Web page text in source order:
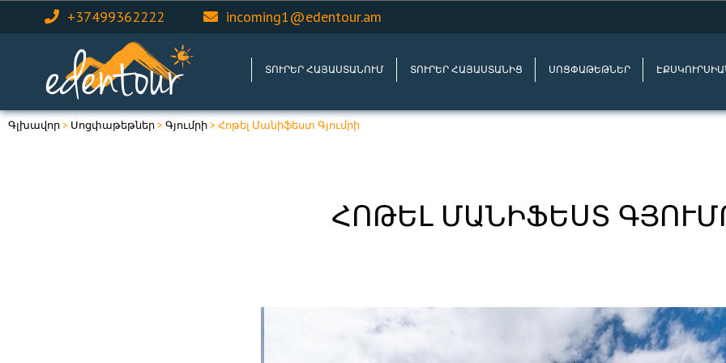
+37499362222 incoming1@edentour.am
ՏՈՒՐԵՐ ՀԱՅԱՍՏԱՆՈՒՄ ՏՈՒՐԵՐ ՀԱՅԱՍՏԱՆԻՑ ՍՈՑՓԱԹԵԹՆԵՐ
Գլխավոր> Սոցփաթեթներ> Գյումրի> Հոթել Մանիֆեստ Գյումրի
ՀՈԹԵԼ ՄԱՆԻՖԵՍՏ